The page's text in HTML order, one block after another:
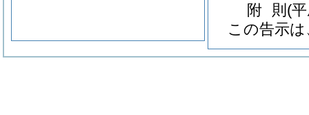
附 則 (
この告示